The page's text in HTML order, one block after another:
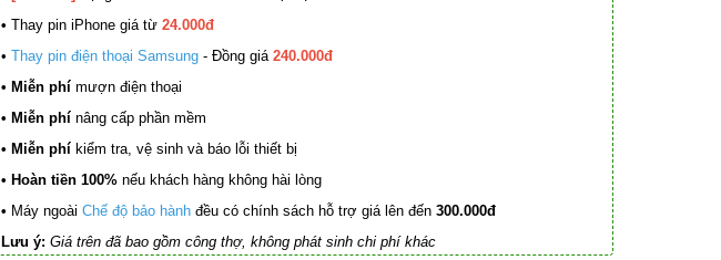
• Thay pin iPhone giá từ 24.000đ
• Thay pin điện thoại Samsung - Đồng giá 240.000đ
• Miễn phí mượn điện thoại
• Miễn phí nâng cấp phần mềm
• Miễn phí kiểm tra, vệ sinh và báo lỗi thiết bị
• Hoàn tiền 100% nếu khách hàng không hài lòng
• Máy ngoài Chế độ bảo hành đều có chính sách hỗ trợ giá lên đến 300.000đ
Lưu ý: Giá trên đã bao gồm công thợ, không phát sinh chi phí khác